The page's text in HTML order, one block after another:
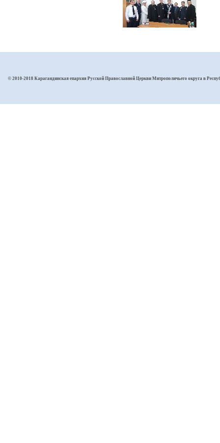
© 2010-2018 Карагандинская епархия Русской Православной Церкви Митрополичьего округа в